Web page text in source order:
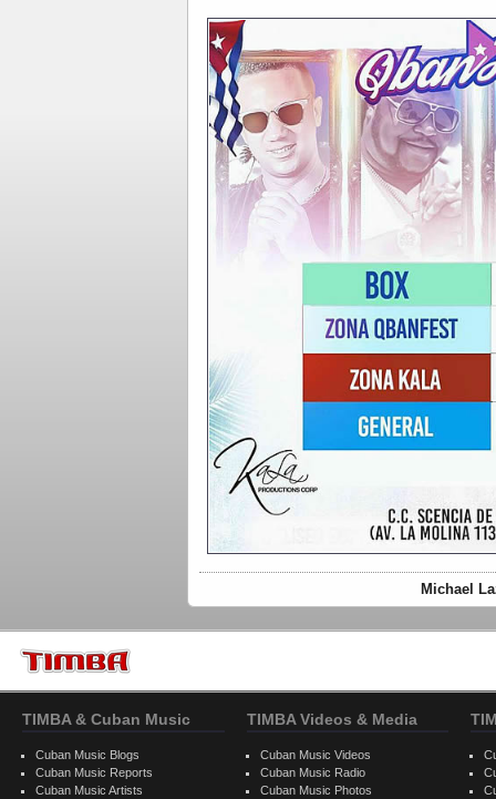
Michael
TIMBA & Cuban Music
Cuban Music Blogs
Cuban Music Reports
Cuban Music Artists
TIMBA Videos & Media
Cuban Music Videos
Cuban Music Radio
Cuban Music Photos